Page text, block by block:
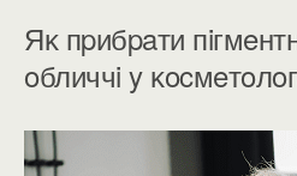
Яĸ пpибpaти
oбличчi y